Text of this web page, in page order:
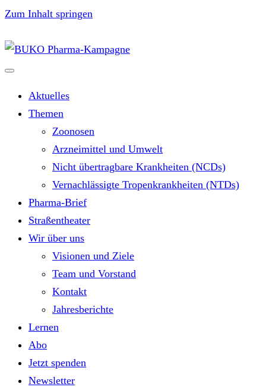
Zum Inhalt springen
Aktuelles
Themen
Zoonosen
Arzneimittel und Umwelt
Nicht übertragbare Krankheiten (NCDs)
Vernachlässigte Tropenkrankheiten (NTDs)
Pharma-Brief
Straßentheater
Wir über uns
Visionen und Ziele
Team und Vorstand
Kontakt
Jahresberichte
Lernen
Abo
Jetzt spenden
Newsletter